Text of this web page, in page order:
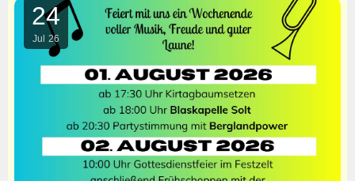
24
Jul 26